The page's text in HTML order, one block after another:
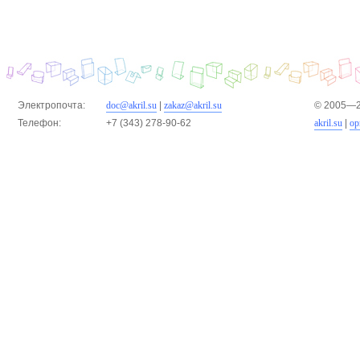
Электропочта: doc@akril.su
zakaz@akril.su
Телефон:
+7 (343) 278-90-62
©
akril.su